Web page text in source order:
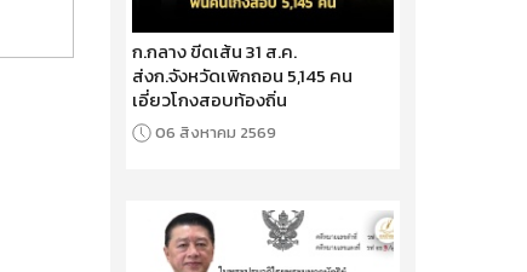
ก.กลาง ขีดเส้น 31 ส.ค.
ส่งก.จังหวัดเพิกถอน 5,145 คน
เอี่ยวโกงสอบท้องถิ่น
06 สิงหาคม 2569